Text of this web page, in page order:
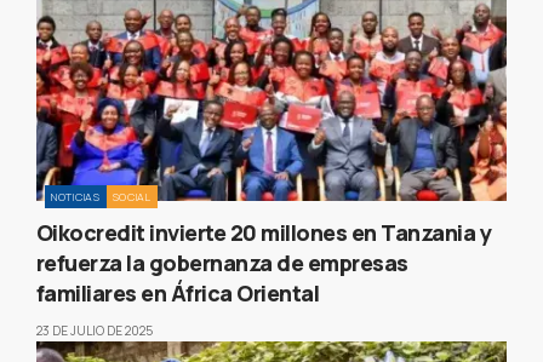
NOTICIAS SOCIAL
Oikocredit invierte 20 millones en Tanzania y
refuerza la gobernanza de empresas
familiares en África Oriental
23 DE JULIO DE 2025